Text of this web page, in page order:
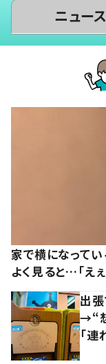
ニュース
家で横になってい
よく見ると…「え
出
→“
「連